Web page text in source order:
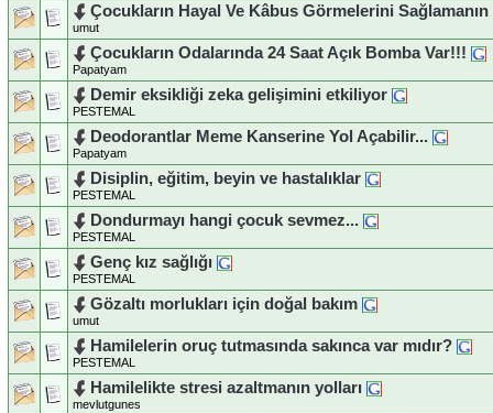
Çocukların Hayal Ve Kâbus Görmelerini Sağlamanın
umut
Çocukların Odalarında 24 Saat Açık Bomba Var!!!
Papatyam
Demir eksikliği zeka gelişimini etkiliyor
PESTEMAL
Deodorantlar Meme Kanserine Yol Açabilir...
Papatyam
Disiplin, eğitim, beyin ve hastalıklar
PESTEMAL
Dondurmayı hangi çocuk sevmez...
PESTEMAL
Genç kız sağlığı
PESTEMAL
Gözaltı morlukları için doğal bakım
umut
Hamilelerin oruç tutmasında sakınca var mıdır?
PESTEMAL
Hamilelikte stresi azaltmanın yolları
mevlutgunes